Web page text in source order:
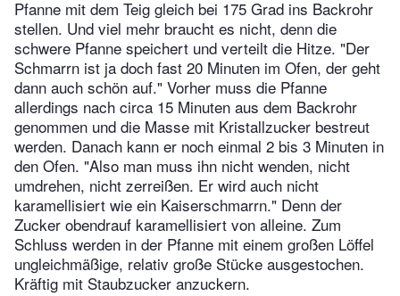
Pfanne mit dem Teig gleich bei 175 Grad ins Backrohr
stellen. Und viel mehr braucht es nicht, denn die
schwere Pfanne speichert und verteilt die Hitze. "Der
Schmarrn ist ja doch fast 20 Minuten im Ofen, der geht
dann auch schön auf." Vorher muss die Pfanne
allerdings nach circa 15 Minuten aus dem Backrohr
genommen und die Masse mit Kristallzucker bestreut
werden. Danach kann er noch einmal 2 bis 3 Minuten in
den Ofen. "Also man muss ihn nicht wenden, nicht
umdrehen, nicht zerreißen. Er wird auch nicht
karamellisiert wie ein Kaiserschmarrn." Denn der
Zucker obendrauf karamellisiert von alleine. Zum
Schluss werden in der Pfanne mit einem großen Löffel
ungleichmäßige, relativ große Stücke ausgestochen.
Kräftig mit Staubzucker anzuckern.